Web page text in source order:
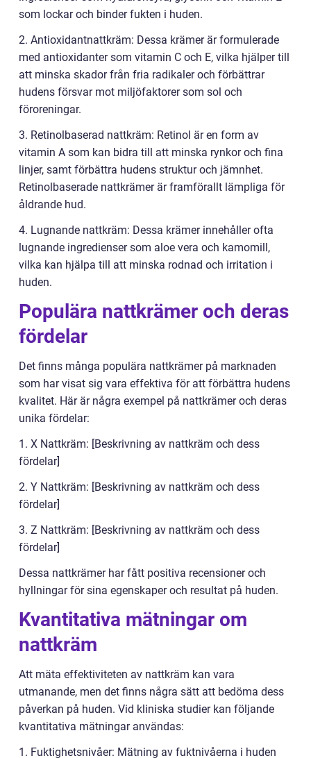
som lockar och binder fukten i huden.
2. Antioxidantnattkräm: Dessa krämer är formulerade
med antioxidanter som vitamin C och E, vilka hjälper till
att minska skador från fria radikaler och förbättrar
hudens försvar mot miljöfaktorer som sol och
föroreningar.
3. Retinolbaserad nattkräm: Retinol är en form av
vitamin A som kan bidra till att minska rynkor och fina
linjer, samt förbättra hudens struktur och jämnhet.
Retinolbaserade nattkrämer är framförallt lämpliga för
åldrande hud.
4. Lugnande nattkräm: Dessa krämer innehåller ofta
lugnande ingredienser som aloe vera och kamomill,
vilka kan hjälpa till att minska rodnad och irritation i
huden.
Populära nattkrämer och deras
fördelar
Det finns många populära nattkrämer på marknaden
som har visat sig vara effektiva för att förbättra hudens
kvalitet. Här är några exempel på nattkrämer och deras
unika fördelar:
1. X Nattkräm: [Beskrivning av nattkräm och dess
fördelar]
2. Y Nattkräm: [Beskrivning av nattkräm och dess
fördelar]
3. Z Nattkräm: [Beskrivning av nattkräm och dess
fördelar]
Dessa nattkrämer har fått positiva recensioner och
hyllningar för sina egenskaper och resultat på huden.
Kvantitativa mätningar om
nattkräm
Att mäta effektiviteten av nattkräm kan vara
utmanande, men det finns några sätt att bedöma dess
påverkan på huden. Vid kliniska studier kan följande
kvantitativa mätningar användas:
1. Fuktighetsnivåer: Mätning av fuktnivåerna i huden